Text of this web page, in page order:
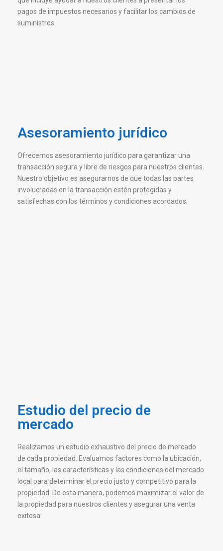
pagos de impuestos necesarios y facilitar los cambios de
suministros.
Asesoramiento jurídico
Ofrecemos asesoramiento jurídico para garantizar una
transacción segura y libre de riesgos para nuestros clientes.
Nuestro objetivo es asegurarnos de que todas las partes
involucradas en la transacción estén protegidas y
satisfechas con los términos y condiciones acordados.
Estudio del precio de
mercado
Realizamos un estudio exhaustivo del precio de mercado
de cada propiedad. Evaluamos factores como la ubicación,
el tamaño, las características y las condiciones del mercado
local para determinar el precio justo y competitivo para la
propiedad. De esta manera, podemos maximizar el valor de
la propiedad para nuestros clientes y asegurar una venta
exitosa.